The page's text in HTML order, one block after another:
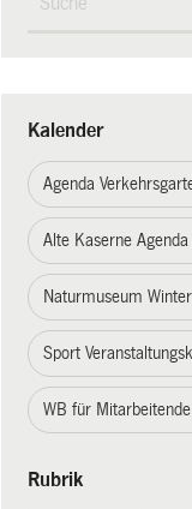
Kalender
Agenda
Alte Kaserne Agenda
Naturmuseum
Sport
WB für
Rubrik